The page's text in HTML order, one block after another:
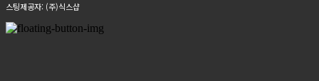
스팅제공자: (주)식스샵